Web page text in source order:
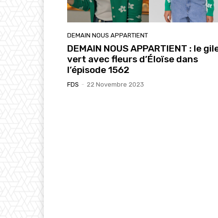
DEMAIN NOUS APPARTIENT
DEMAIN NOUS APPARTIENT : le
vert avec fleurs d’Éloïse dans
l’épisode 1562
FDS - 22 Novembre 2023